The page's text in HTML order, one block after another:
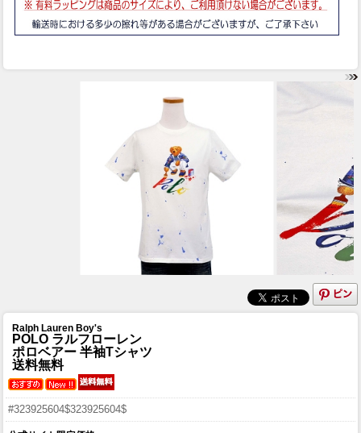
Ralph Lauren Boy's
POLO ラルフローレン
ポロベアー 半袖Tシャツ
送料無料
#323925604$323925604$